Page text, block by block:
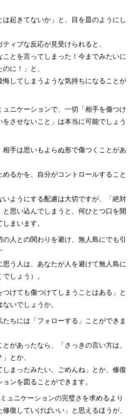
起きてないか」と、目を皿のようにし
ィブな反応が見受けられると、
ことを言ってしまった！今までみたいに
に！」と、
悔してしまうような気持ちになることが
ュニケーションで、一切「相手を傷つけ
させないこと」は本当に可能でしょう
相手は思いもよらぬ形で傷つくことがあ
るかを、自分がコントロールすること
いようにする配慮は大切ですが、「絶対
思い込んでしまうと、何ひとつ口を開
まいます。
人との関わりを避け、無人島にでも引
思う人は、あなたが人を避けて無人島に
しょう）。
けても傷つけてしまうことはある」と
いでしょうか。
ちには「フォローする」ことができま
があったなら、「さっきの言い方は、
とか、
しまったみたい。ごめんね」とか、修復
ンを図ることができます。
ュニケーションの完璧さを求めるより
復していけばいい」と思えるほうが、